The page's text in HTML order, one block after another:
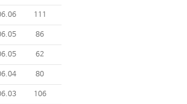
111
86
62
80
106